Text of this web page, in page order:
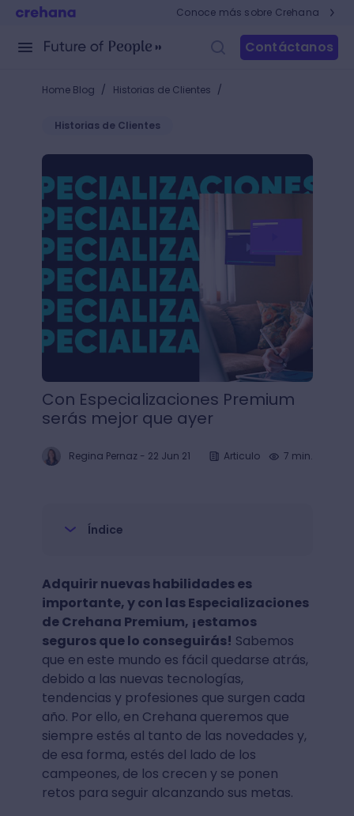
Conoce más sobre Crehana
Contáctanos
Home Blog / Historias de Clientes /
Historias de Clientes
Con Especializaciones Premium serás mejor que
Con Especializaciones Premium
serás mejor que ayer
Regina Pernaz- 22 Jun 21 Articulo 7 min.
Índice
Adquirir nuevas habilidades es
importante, y con las Especializaciones
de Crehana Premium, ¡estamos
seguros que lo conseguirás! Sabemos
que en este mundo es fácil quedarse atrás,
debido a las nuevas tecnologías,
tendencias y profesiones que surgen cada
año. Por ello, en Crehana queremos que
siempre estés al tanto de las novedades y,
de esa forma, estés del lado de los
campeones, de los crecen y se ponen
retos para seguir alcanzando sus metas.